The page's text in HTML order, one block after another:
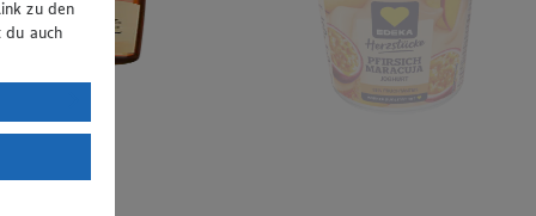
zu den
auch
DSGVO
mit
das